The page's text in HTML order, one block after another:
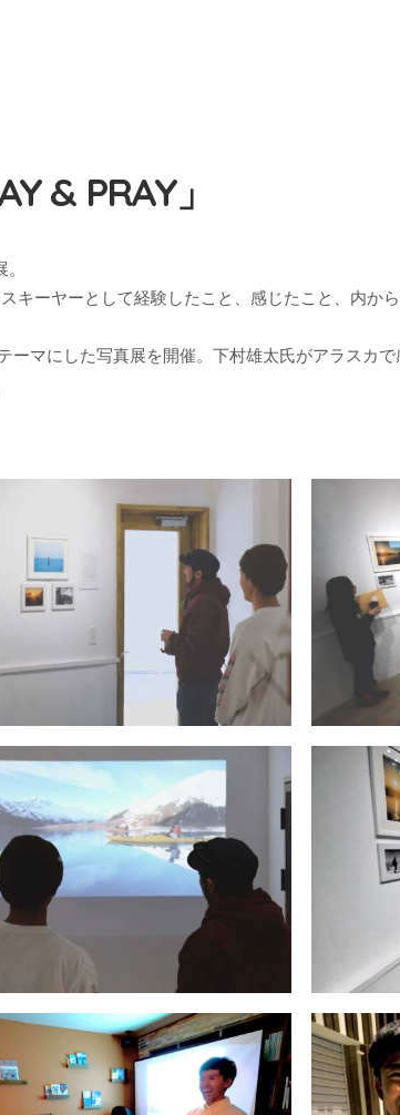
& PRAY」
キーヤーとして経験したこと、感じたこと、内か
ーマにした写真展を開催。下村雄太氏がアラスカ